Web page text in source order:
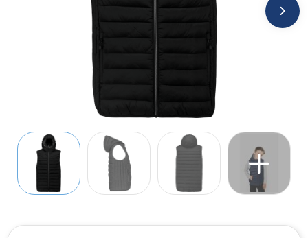
Peuters en Baby's
Regenkleding
Sweaters
T-Shirts